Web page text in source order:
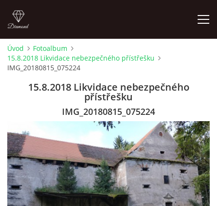
LETNÍ KINO NA HRADĚ 2022
FOTOALBUM
© 2026 eStránky.cz | RSS
Úvod
Fotoalbum
15.8.2018 Likvidace nebezpečného přístřešku
IMG_20180815_075224
15.8.2018 Likvidace nebezpečného
přístřešku
IMG_20180815_075224